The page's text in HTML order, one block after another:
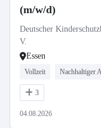
(m/w/d)
Deutscher
V.
Essen
Vollzeit Nachhaltiger
3
04.08.2026